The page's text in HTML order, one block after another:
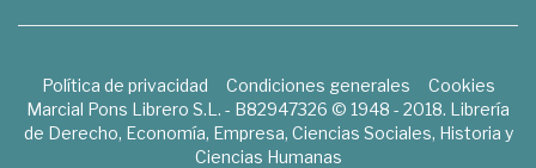
Política de privacidad Condiciones generales
Cookies
Marcial Pons Librero S.L. - B82947326 © 1948 - 2018. Librería
de Derecho, Economía, Empresa, Ciencias Sociales, Historia y
Ciencias Humanas